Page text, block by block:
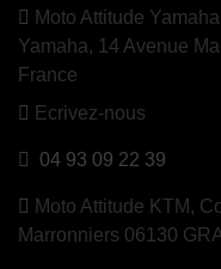
Moto Attitude
Yamaha, 14 Avenue
France
Ecrivez-nous
04 93 09 22 39
Moto Attitude KTM,
Marronniers 06130